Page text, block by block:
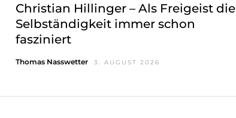
Christian Hillinger – Als Freigeist die
Selbständigkeit immer schon
fasziniert
Thomas Nasswetter 3. AUGUST 2026